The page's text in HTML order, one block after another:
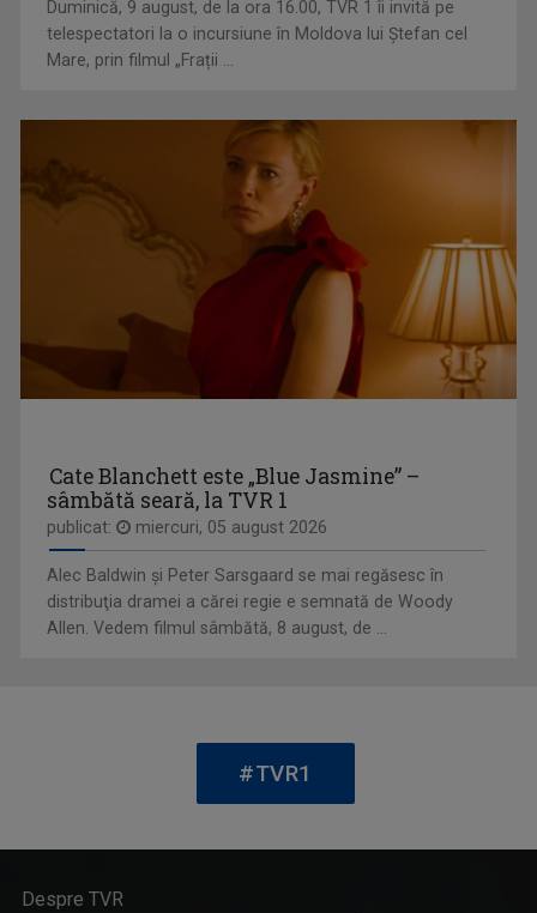
"Krónika" e un cuvânt din altă limbă, dar nu ...
PROFESIONIŞTII ... CU EUGENIA VODĂ
Este una dintre cele mai apreciate şi urmărite ...
RUXANDRA GHEORGHE NEGREA
Ruxandra Gheorghe Negrea a absolvit Facultatea ...
Duminică, 9 august, de la ora 16.00, TVR 1 îi invită pe
telespectatori la o incursiune în Moldova lui Ștefan cel
Mare, prin filmul „Frații ...
Cate Blanchett este „Blue Jasmine” –
sâmbătă seară, la TVR 1
publicat: miercuri, 05 august 2026
Alec Baldwin şi Peter Sarsgaard se mai regăsesc în
distribuţia dramei a cărei regie e semnată de Woody
Allen. Vedem filmul sâmbătă, 8 august, de ...
#TVR1
Despre TVR